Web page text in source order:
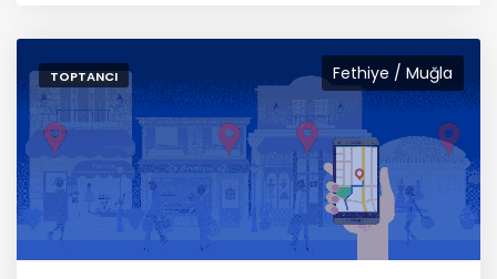
Fethiye / Muğla
TOPTANCI